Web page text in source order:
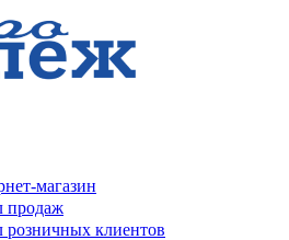
магазин
продаж
розничных клиентов